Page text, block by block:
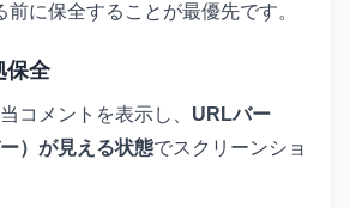
に保全することが最優先です。
保全
コメントを表示し、 URLバー
ー）が見える状態でスクリーンショ